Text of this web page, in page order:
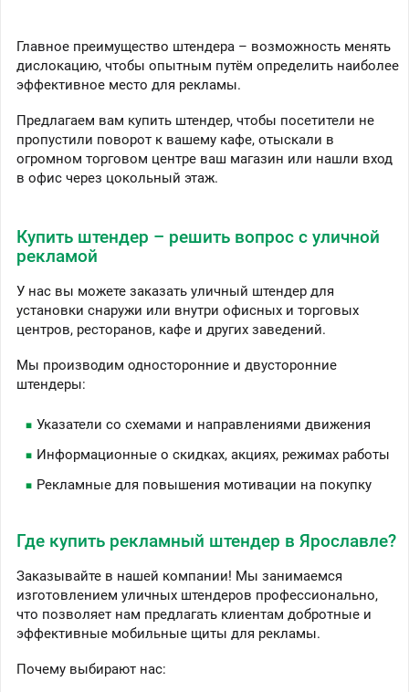
Главное преимущество штендера – возможность менять
дислокацию, чтобы опытным путём определить наиболее
эффективное место для рекламы.
Предлагаем вам купить штендер, чтобы посетители не
пропустили поворот к вашему кафе, отыскали в
огромном торговом центре ваш магазин или нашли вход
в офис через цокольный этаж.
Купить штендер – решить вопрос с уличной
рекламой
У нас вы можете заказать уличный штендер для
установки снаружи или внутри офисных и торговых
центров, ресторанов, кафе и других заведений.
Мы производим односторонние и двусторонние
штендеры:
Указатели со схемами и направлениями движения
Информационные о скидках, акциях, режимах работы
Рекламные для повышения мотивации на покупку
Где купить рекламный штендер в Ярославле?
Заказывайте в нашей компании! Мы занимаемся
изготовлением уличных штендеров профессионально,
что позволяет нам предлагать клиентам добротные и
эффективные мобильные щиты для рекламы.
Почему выбирают нас: